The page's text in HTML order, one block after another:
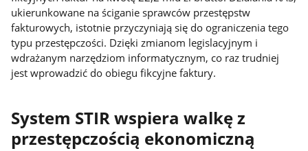
ukierunkowane na ściganie sprawców przestępstw
fakturowych, istotnie przyczyniają się do ograniczenia tego
typu przestępczości. Dzięki zmianom legislacyjnym i
wdrażanym narzędziom informatycznym, co raz trudniej
jest wprowadzić do obiegu fikcyjne faktury.
System STIR wspiera walkę z
przestępczością ekonomiczną